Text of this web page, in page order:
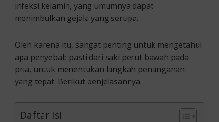
infeksi kelamin, yang umumnya dapat
menimbulkan gejala yang serupa.
Oleh karena itu, sangat penting untuk mengetahui
apa penyebab pasti dari saki perut bawah pada
pria, untuk menentukan langkah penanganan
yang tepat. Berikut penjelasannya.
Daftar Isi